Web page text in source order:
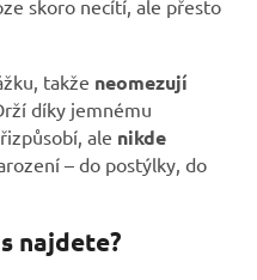
skoro necítí, ale přesto
takže neomezují
díky jemnému
ale nikde
– do postýlky, do
najdete?